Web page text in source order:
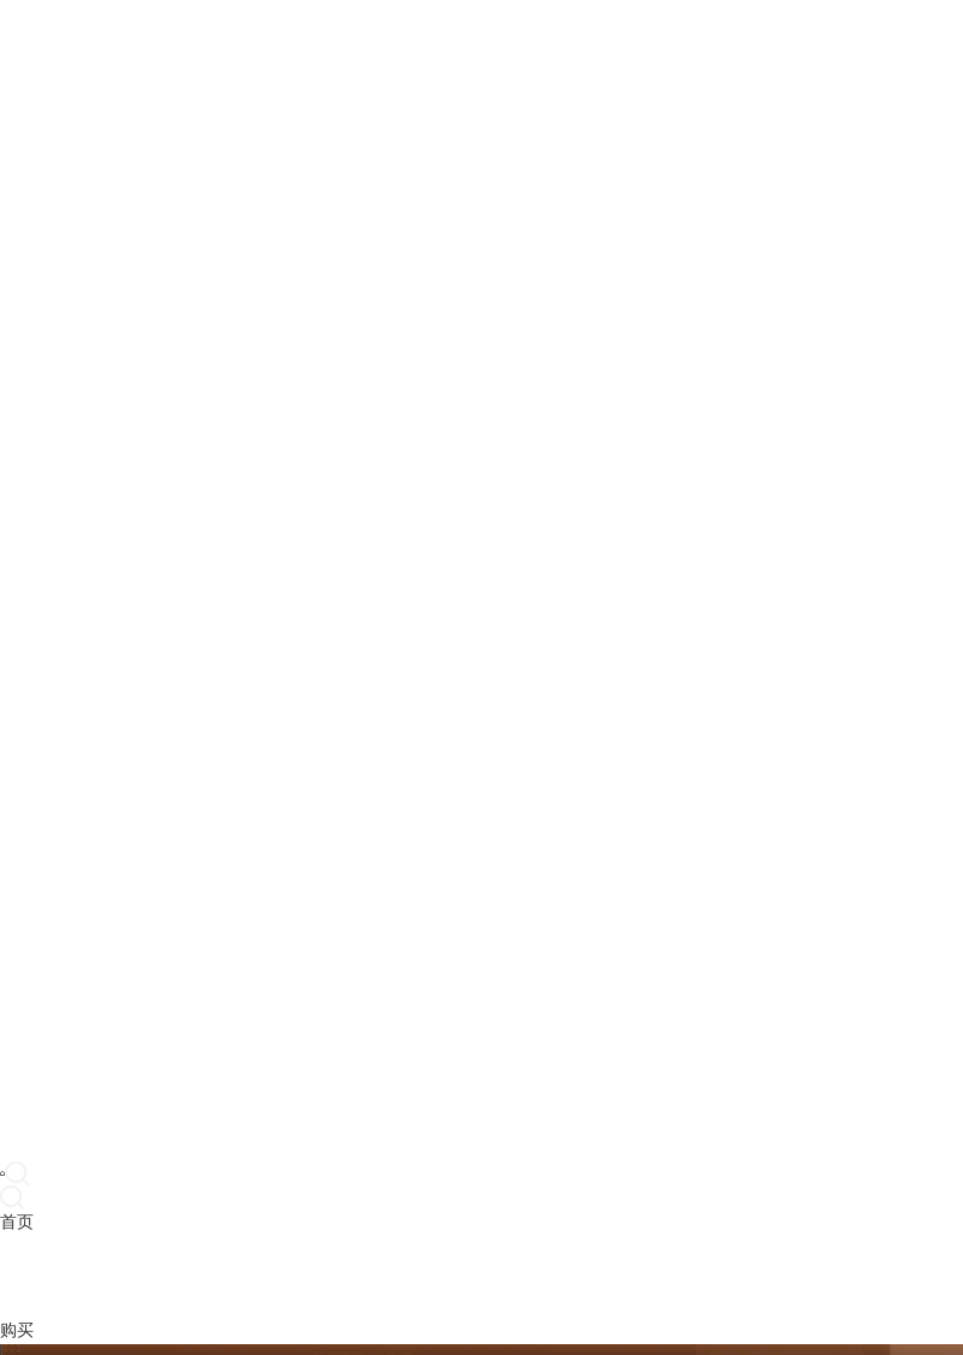
首页
购买